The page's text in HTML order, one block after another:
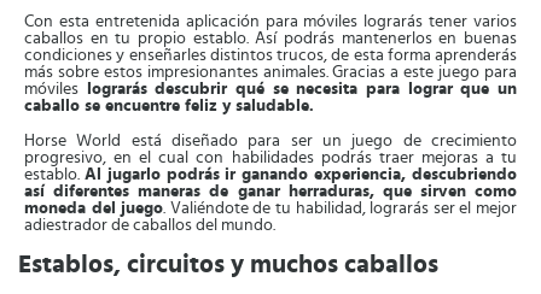
Con esta entretenida aplicación para móviles lograrás tener varios
caballos en tu propio establo. Así podrás mantenerlos en buenas
condiciones y enseñarles distintos trucos, de esta forma aprenderás
más sobre estos impresionantes animales. Gracias a este juego para
móviles lograrás descubrir qué se necesita para lograr que un
caballo se encuentre feliz y saludable.
Horse World está diseñado para ser un juego de crecimiento
progresivo, en el cual con habilidades podrás traer mejoras a tu
establo. Al jugarlo podrás ir ganando experiencia, descubriendo
así diferentes maneras de ganar herraduras, que sirven como
moneda del juego. Valiéndote de tu habilidad, lograrás ser el mejor
adiestrador de caballos del mundo.
Establos, circuitos y muchos caballos